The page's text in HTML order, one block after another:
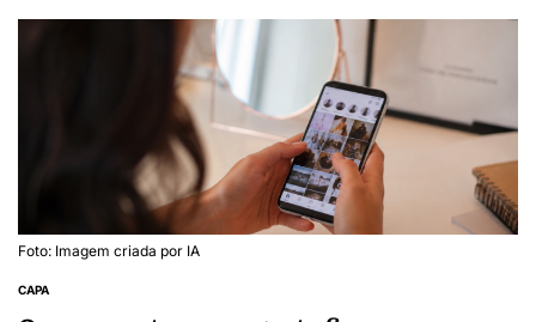
Foto: Imagem criada por IA
CAPA